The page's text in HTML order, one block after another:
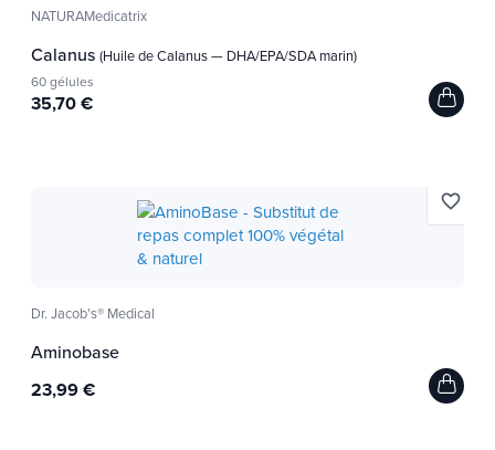
NATURAMedicatrix
Calanus (Huile de Calanus — DHA/EPA/SDA marin)
60 gélules
35,70 €
Dr. Jacob's® Medical
Aminobase
23,99 €
favorite_border